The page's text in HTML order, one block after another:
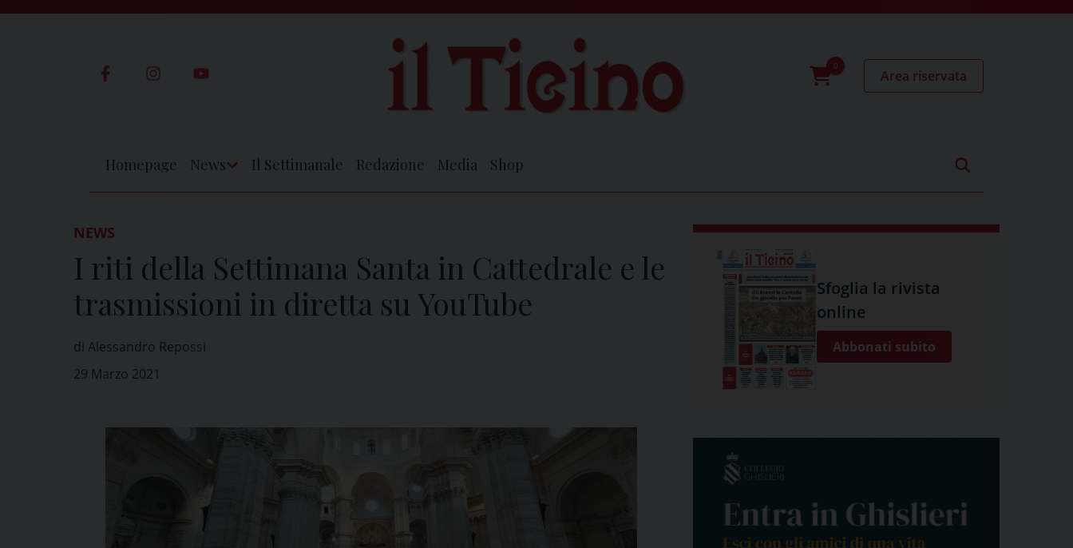
0
Area riservata
Homepage News Il Settimanale Redazione Media Shop
NEWS
I riti della Settimana Santa in Cattedrale e le
trasmissioni in diretta su YouTube
di Alessandro Repossi
29 Marzo 2021
Sfoglia la rivista
online
Abbonati subito